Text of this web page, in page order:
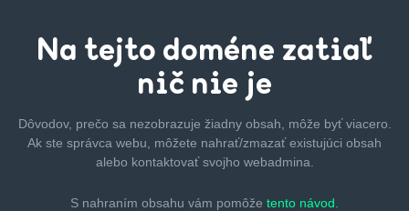
Na tejto doméne zatiaľ
nič nie je
Dôvodov, prečo sa nezobrazuje žiadny obsah, môže byťviacero.
Ak ste správca webu, môžete nahrať/zmazaťexistujúci obsah
alebo kontaktovať svojho webadmina.
S nahraním obsahu vám pomôže tento návod.